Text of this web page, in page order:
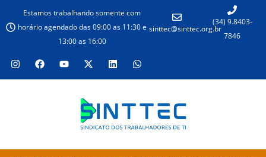
Estamos trabalhando somente com
horário agendado das 09:00 as 11:30 e
13:00 as 16:00
sinttec@sinttec.org.br
(34) 9.8403-
7846